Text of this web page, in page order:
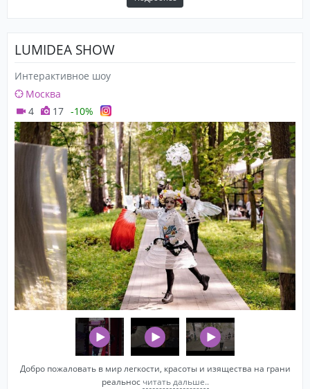
LUMIDEA SHOW
Интерактивное шоу
Москва
4
17 -10%
Добро пожаловать в мир легкости, красоты и изящества на грани
реальнос читать дальше..